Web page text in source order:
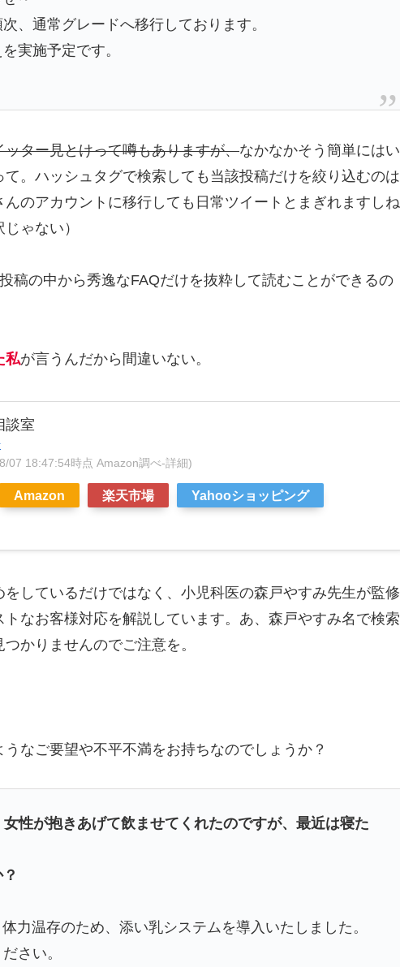
、通常グレードへ移行しております。
実施予定です。
ター見とけって噂もありますが、なかなかそう簡単にはい
。ハッシュタグで検索しても当該投稿だけを絞り込むのは
のアカウントに移行しても日常ツイートとまぎれますしね
ゃない）
稿の中から秀逸なFAQだけを抜粋して読むことができるの
私が言うんだから間違いない。
談室
07 18:47:54時点 Amazon調べ-詳細)
Amazon 楽天市場 Yahooショッピング
しているだけではなく、小児科医の森戸やすみ先生が監修
なお客様対応を解説しています。あ、森戸やすみ名で検索
かりませんのでご注意を。
なご要望や不平不満をお持ちなのでしょうか？
性が抱きあげて飲ませてくれたのですが、最近は寝た
力温存のため、添い乳システムを導入いたしました。
さい。